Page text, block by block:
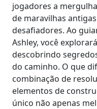
jogadores a
de maravilhas
desafiadores. Ao
Ashley, você
descobrindo
do caminho. O que
combinação de
elementos de
único não apenas